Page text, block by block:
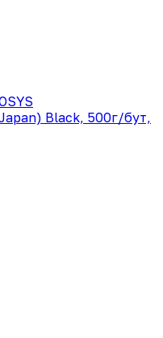
Black, 500г/бут,